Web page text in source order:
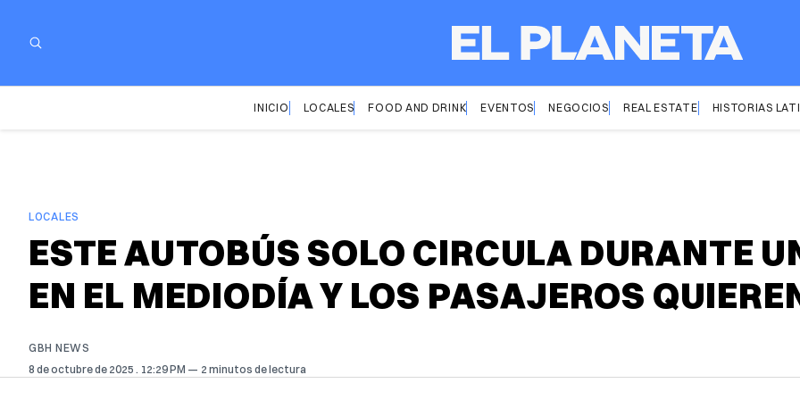
INICIO LOCALES FOOD AND DRINK EVENTOS NEGOCIOS REAL ESTATE HISTORIAS
LOCALES
ESTE AUTOBÚS SOLO CIRCULA DURANTE
EN EL MEDIODÍA Y LOS PASAJEROS
GBH NEWS
8 de octubre de 2025 . 12:29 PM 2 minutos de lectura